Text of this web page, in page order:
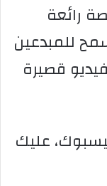
رائعة
للمبدعين
قصيرة
عليك